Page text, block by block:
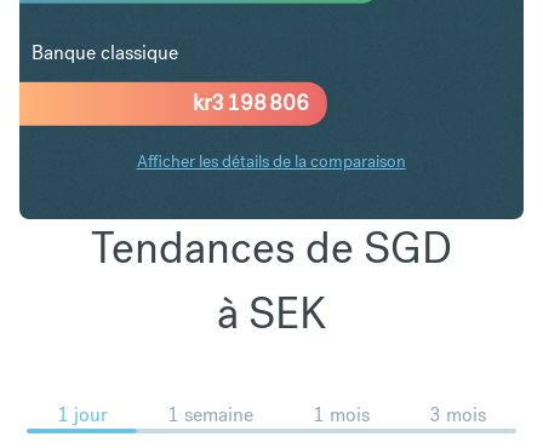
kr3 198 806
Banque classique
Afficher les détails de la comparaison
Tendances de SGD
à SEK
1 jour 1 semaine 1 mois 3 mois